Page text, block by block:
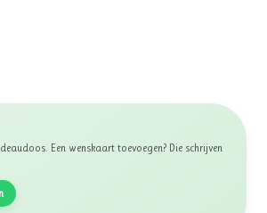
Een wenskaart toevoegen? Die schrijven